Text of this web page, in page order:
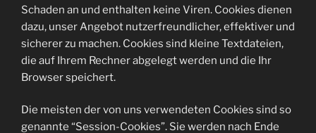
Schaden an und enthalten keine Viren. Cookies dienen
dazu, unser Angebot nutzerfreundlicher, effektiver und
sicherer zu machen. Cookies sind kleine Textdateien,
die auf Ihrem Rechner abgelegt werden und die Ihr
Browser speichert.
Die meisten der von uns verwendeten Cookies sind so
genannte “Session-Cookies”. Sie werden nach Ende